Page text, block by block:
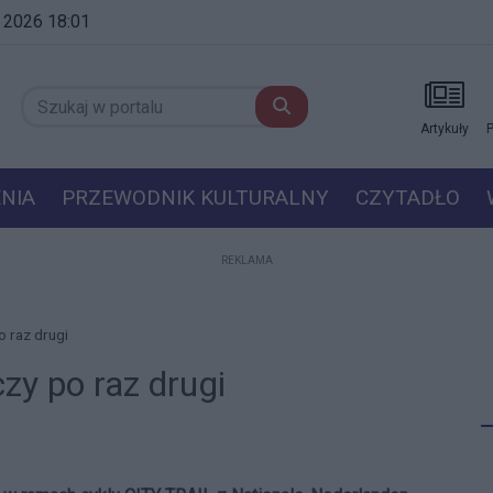
18:01
Artykuły
PRZEWODNIK KULTURALNY CZYTADŁO
REKLAMA
raz drugi
po raz drugi